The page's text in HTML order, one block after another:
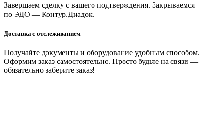
Завершаем сделку с вашего подтверждения. Закрываемся
по ЭДО — Контур.Диадок.
Доставка с отслеживанием
Получайте документы и оборудование удобным способом.
Оформим заказ самостоятельно. Просто будьте на связи —
обязательно заберите заказ!